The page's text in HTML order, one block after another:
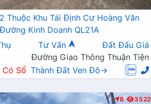
Thuộc Khu Tái Định Cư Hoàng Văn
Kinh Doanh QL21A
Tư Vấn
Đất Đấu Giá
Đường Giao Thông Thuận Tiện
Sổ Thành Đất Ven Đô→
B 3522